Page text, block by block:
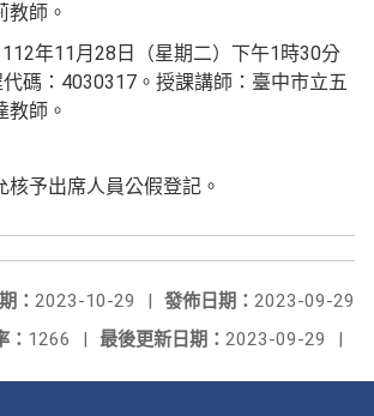
教師。
年11月28日（星期二）下午1時30分
碼：4030317。授課講師：臺中市立五
教師。
核予出席人員公假登記。
發佈日期： 2023-09-29
： 2023-10-29
|
最後更新日期： 2023-09-29 |
： 1266 |